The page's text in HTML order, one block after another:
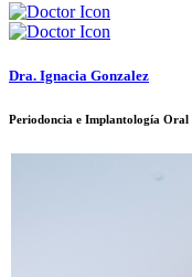
Dra. Ignacia Gonzalez
Periodoncia e Implantología Oral